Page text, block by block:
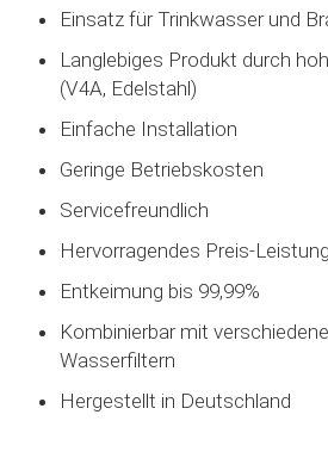
Einsatz für Trinkwasser und
Langlebiges Produkt durch
(V4A, Edelstahl)
Einfache Installation
Geringe Betriebskosten
Servicefreundlich
Hervorragendes Preis-
Entkeimung bis 99,99%
Kombinierbar mit
Wasserfiltern
Hergestellt in Deutschland